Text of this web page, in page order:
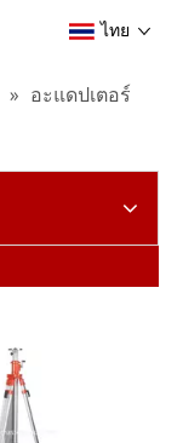
ไทย
» อะแดปเตอร์